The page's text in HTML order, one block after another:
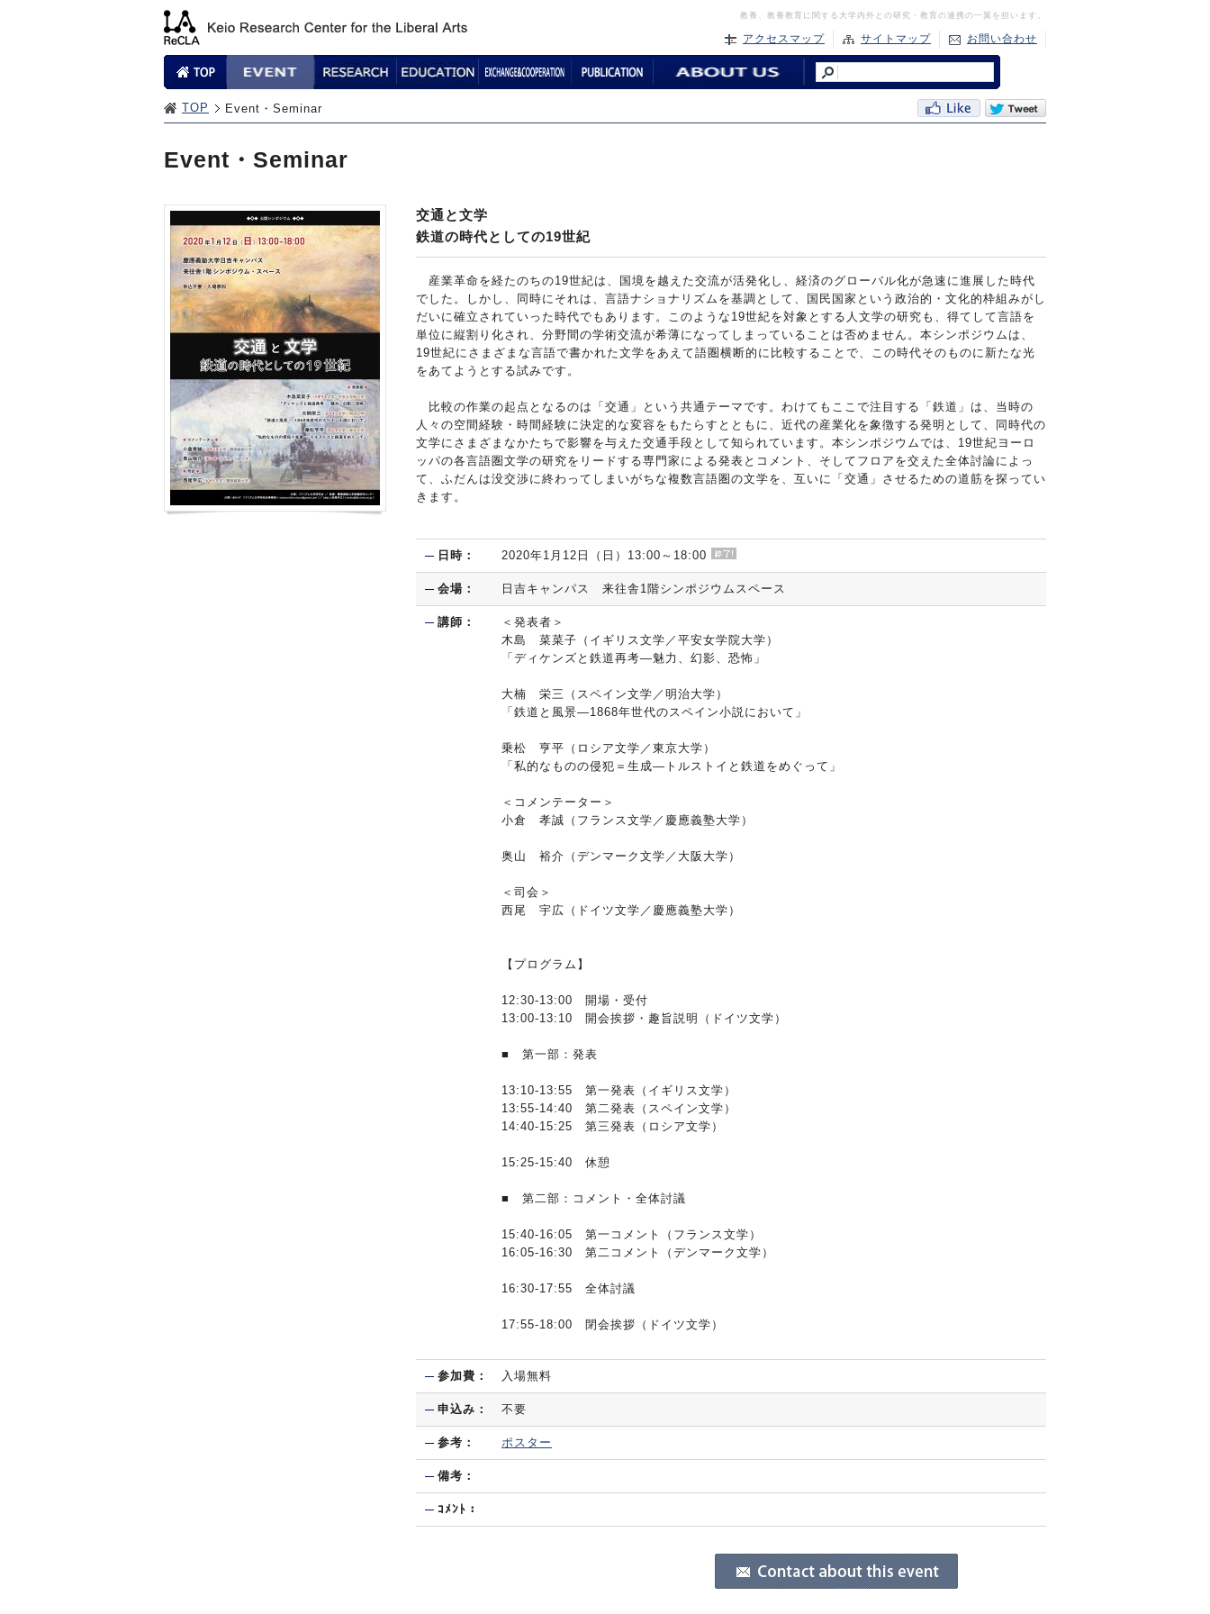
教養、教養教育に関する大学内外との研究・教育の連携の一翼を担います。
アクセスマップ サイトマップ お問い合わせ
TOP Event・Seminar
Event・Seminar
交通と文学
鉄道の時代としての19世紀
産業革命を経たのちの19世紀は、国境を越えた交流が活発化し、経済のグローバル化が急速に進展した時代
でした。しかし、同時にそれは、言語ナショナリズムを基調として、国民国家という政治的・文化的枠組みがし
だいに確立されていった時代でもあります。このような19世紀を対象とする人文学の研究も、得てして言語を
単位に縦割り化され、分野間の学術交流が希薄になってしまっていることは否めません。本シンポジウムは、
19世紀にさまざまな言語で書かれた文学をあえて語圏横断的に比較することで、この時代そのものに新たな光
をあてようとする試みです。
比較の作業の起点となるのは「交通」という共通テーマです。わけてもここで注目する「鉄道」は、当時の
人々の空間経験・時間経験に決定的な変容をもたらすとともに、近代の産業化を象徴する発明として、同時代の
文学にさまざまなかたちで影響を与えた交通手段として知られています。本シンポジウムでは、19世紀ヨーロ
ッパの各言語圏文学の研究をリードする専門家による発表とコメント、そしてフロアを交えた全体討論によっ
て、ふだんは没交渉に終わってしまいがちな複数言語圏の文学を、互いに「交通」させるための道筋を探ってい
きます。
日時： 2020年1月12日（日）13:00～18:00
会場： 日吉キャンパス 来往舎1階シンポジウムスペース
講師：
＜発表者＞
木島 菜菜子（イギリス文学／平安女学院大学）
「ディケンズと鉄道再考―魅力、幻影、恐怖」
大楠 栄三（スペイン文学／明治大学）
「鉄道と風景―1868年世代のスペイン小説において」
乗松 亨平（ロシア文学／東京大学）
「私的なものの侵犯＝生成―トルストイと鉄道をめぐって」
＜コメンテーター＞
小倉 孝誠（フランス文学／慶應義塾大学）
奥山 裕介（デンマーク文学／大阪大学）
＜司会＞
西尾 宇広（ドイツ文学／慶應義塾大学）
【プログラム】
12:30-13:00 開場・受付
13:00-13:10 開会挨拶・趣旨説明（ドイツ文学）
■ 第一部：発表
13:10-13:55 第一発表（イギリス文学）
13:55-14:40 第二発表（スペイン文学）
14:40-15:25 第三発表（ロシア文学）
15:25-15:40 休憩
■ 第二部：コメント・全体討議
15:40-16:05 第一コメント（フランス文学）
16:05-16:30 第二コメント（デンマーク文学）
16:30-17:55 全体討議
17:55-18:00 閉会挨拶（ドイツ文学）
参加費： 入場無料
申込み： 不要
参考： ポスター
備考：
ｺﾒﾝﾄ：